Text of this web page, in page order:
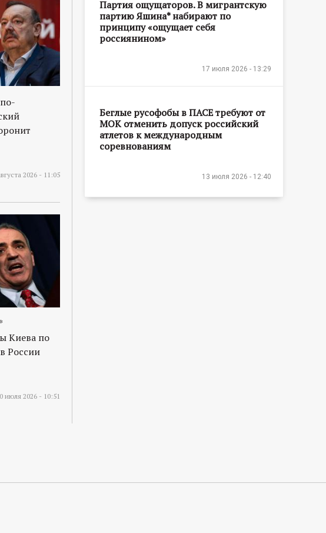
2026 - 11:05
Киева по
России
июля 2026 - 10:51
Партия ощущаторов. В мигрантскую
партию Яшина* набирают по
принципу «ощущает себя
россиянином»
17 июля 2026 - 13:29
Беглые русофобы в ПАСЕ требуют от
МОК отменить допуск российский
атлетов к международным
соревнованиям
13 июля 2026 - 12:40